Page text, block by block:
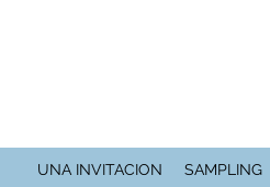
UNA INVITACION SAMPLING